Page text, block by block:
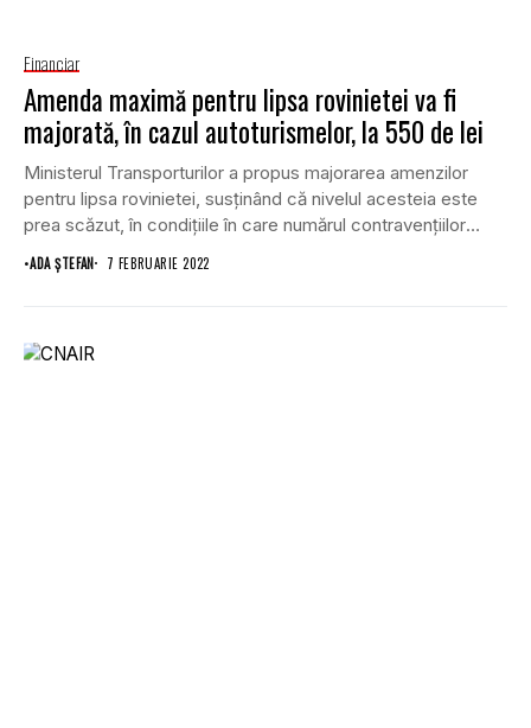
Financiar
Amenda maximă pentru lipsa rovinietei va fi
majorată, în cazul autoturismelor, la 550 de lei
Ministerul Transporturilor a propus majorarea amenzilor
pentru lipsa rovinietei, susținând că nivelul acesteia este
prea scăzut, în condițiile în care numărul contravențiilor
•ADA ȘTEFAN 7 FEBRUARIE 2022